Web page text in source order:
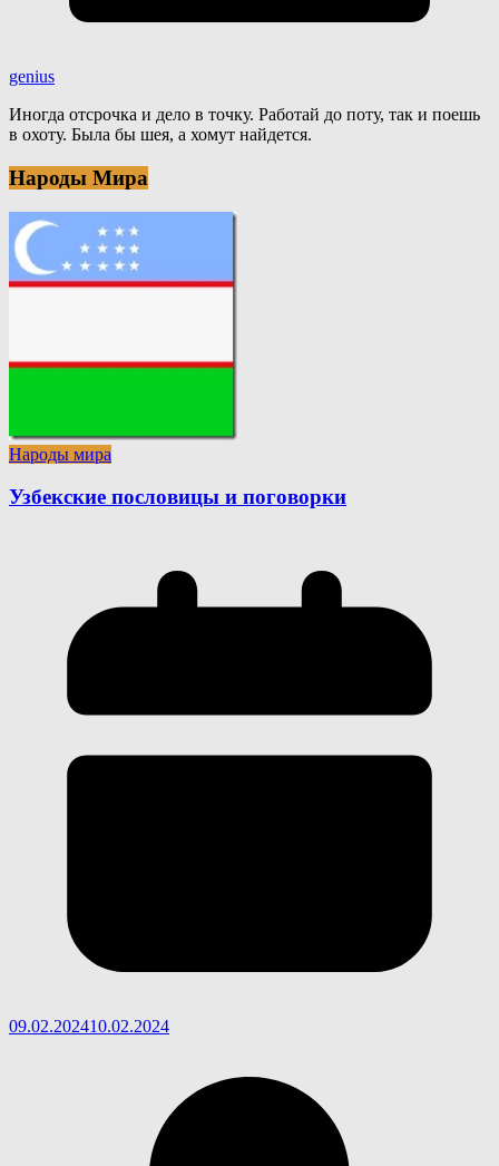
genius
Иногда отсрочка и дело в точку. Работай до поту, так и поешь
в охоту. Была бы шея, а хомут найдется.
Народы Мира
Народы мира
Узбекские пословицы и поговорки
09.02.202410.02.2024